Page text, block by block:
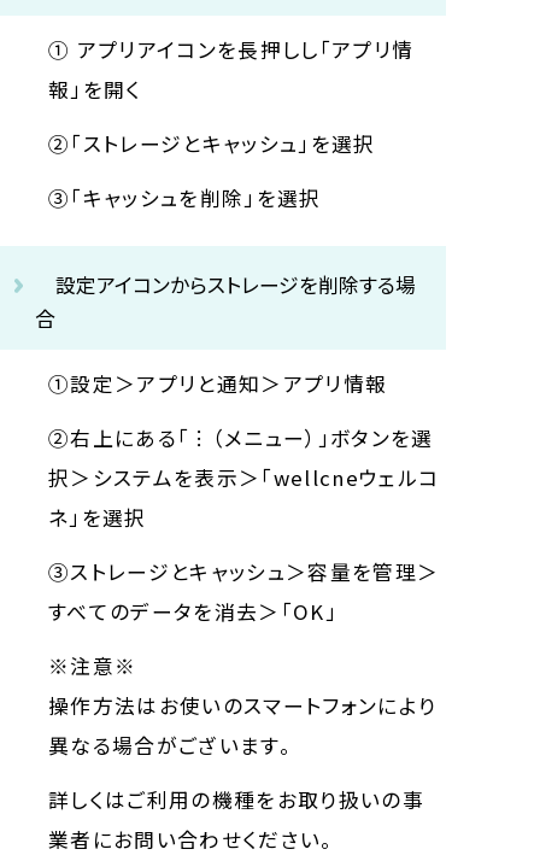
① アプリアイコンを長押しし「アプリ情
報」を開く
②「ストレージとキャッシュ」を選択
③「キャッシュを削除」を選択
設定アイコンからストレージを削除する場
合
①設定＞アプリと通知＞アプリ情報
➁右上にある「︙（メニュー）」ボタンを選
択＞システムを表示＞「wellcneウェルコ
ネ」を選択
➂ストレージとキャッシュ＞容量を管理＞
すべてのデータを消去＞「OK」
※注意※
操作方法はお使いのスマートフォンにより
異なる場合がございます。
詳しくはご利用の機種をお取り扱いの事
業者にお問い合わせください。